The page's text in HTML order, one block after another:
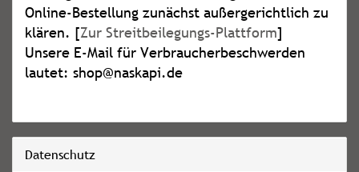
Online-Bestellung zunächst außergerichtlich zu
klären. [Zur Streitbeilegungs-Plattform]
Unsere E-Mail für Verbraucherbeschwerden
lautet: shop@naskapi.de
Datenschutz